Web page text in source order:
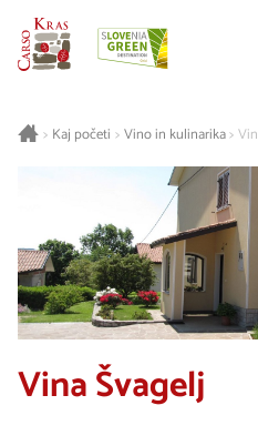
> Kaj početi > Vino in kulinarika>
Vina Švagelj